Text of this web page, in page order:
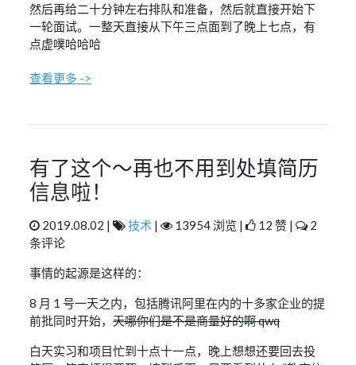
然后再给二十分钟左右排队和准备，然后就直接开始下
一轮面试。一整天直接从下午三点面到了晚上七点，有
点虚噗哈哈哈
查看更多 ->
有了这个～再也不用到处填简历
信息啦！
2019.08.02 | 技术 | 13954 浏览 | 12 赞 |
2
条评论
事情的起源是这样的：
8 月 1 号一天之内，包括腾讯阿里在内的十多家企业的提
前批同时开始，天哪你们是不是商量好的啊 qwq
白天实习和项目忙到十点十一点，晚上想想还要回去投